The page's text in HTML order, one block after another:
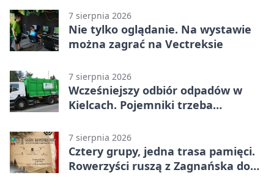
7 sierpnia 2026
Nie tylko oglądanie. Na wystawie
można zagrać na Vectreksie
7 sierpnia 2026
Wcześniejszy odbiór odpadów w
Kielcach. Pojemniki trzeba
7 sierpnia 2026
Cztery grupy, jedna trasa pamięci.
Rowerzyści ruszą z Zagnańska do